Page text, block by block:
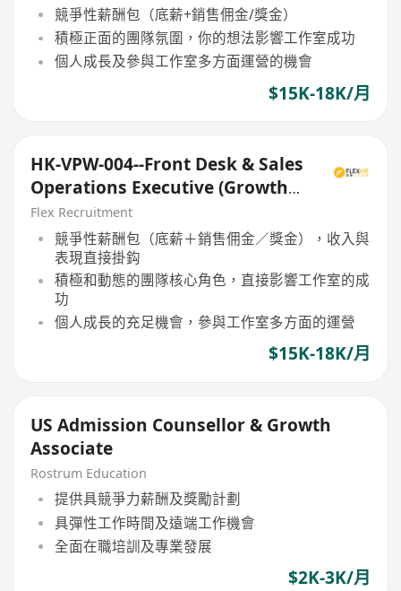
競爭性薪酬包（底薪+銷售佣金/獎金）
積極正面的團隊氛圍，你的想法影響工作室成功
個人成長及參與工作室多方面運營的機會
$15K-18K/月
HK-VPW-004--Front Desk & Sales
Operations Executive (Growth
Focus)
Flex Recruitment
競爭性薪酬包（底薪＋銷售佣金／獎金），收入與
表現直接掛鈎
積極和動態的團隊核心角色，直接影響工作室的成
功
個人成長的充足機會，參與工作室多方面的運營
$15K-18K/月
US Admission Counsellor & Growth
Associate
Rostrum Education
提供具競爭力薪酬及獎勵計劃
具彈性工作時間及遠端工作機會
全面在職培訓及專業發展
$2K-3K/月